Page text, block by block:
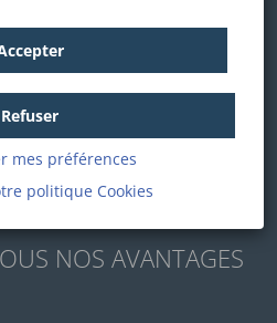
NOS AVANTAGES
Refuser
mes préférences
politique Cookies